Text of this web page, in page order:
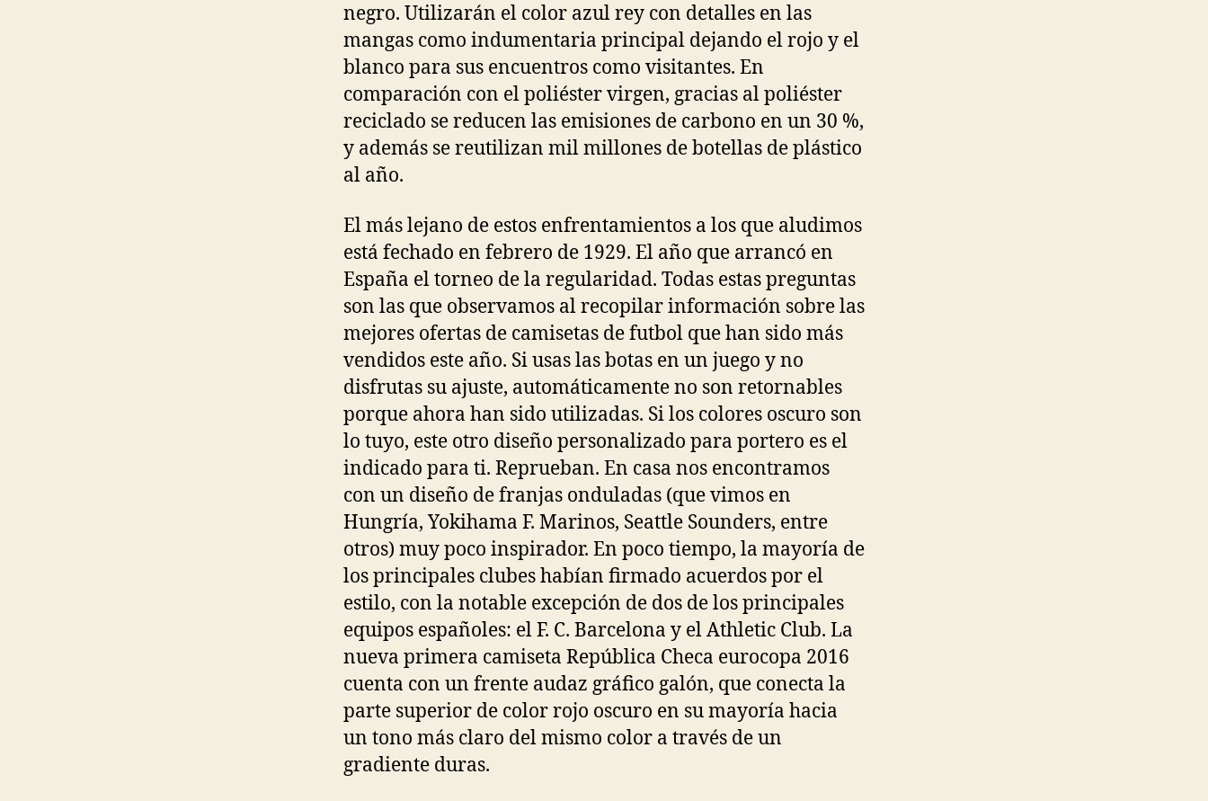
negro. Utilizarán el color azul rey con detalles en las
mangas como indumentaria principal dejando el rojo y el
blanco para sus encuentros como visitantes. En
comparación con el poliéster virgen, gracias al poliéster
reciclado se reducen las emisiones de carbono en un 30 %,
y además se reutilizan mil millones de botellas de plástico
al año.
El más lejano de estos enfrentamientos a los que aludimos
está fechado en febrero de 1929. El año que arrancó en
España el torneo de la regularidad. Todas estas preguntas
son las que observamos al recopilar información sobre las
mejores ofertas de camisetas de futbol que han sido más
vendidos este año. Si usas las botas en un juego y no
disfrutas su ajuste, automáticamente no son retornables
porque ahora han sido utilizadas. Si los colores oscuro son
lo tuyo, este otro diseño personalizado para portero es el
indicado para ti. Reprueban. En casa nos encontramos
con un diseño de franjas onduladas (que vimos en
Hungría, Yokihama F. Marinos, Seattle Sounders, entre
otros) muy poco inspirador. En poco tiempo, la mayoría de
los principales clubes habían firmado acuerdos por el
estilo, con la notable excepción de dos de los principales
equipos españoles: el F. C. Barcelona y el Athletic Club. La
nueva primera camiseta República Checa eurocopa 2016
cuenta con un frente audaz gráfico galón, que conecta la
parte superior de color rojo oscuro en su mayoría hacia
un tono más claro del mismo color a través de un
gradiente duras.